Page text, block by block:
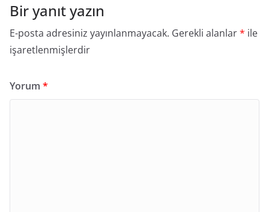
Bir yanıt yazın
E-posta adresiniz yayınlanmayacak. Gerekli alanlar* ile
işaretlenmişlerdir
Yorum *